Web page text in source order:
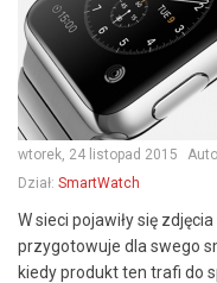
wtorek, 24 listopad 2015
Dział: SmartWatch
W sieci pojawiły się
przygotowuje dla swego
kiedy produkt ten trafi do